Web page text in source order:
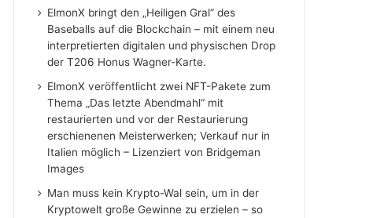
ElmonX bringt den „Heiligen Gral“ des
Baseballs auf die Blockchain – mit einem neu
interpretierten digitalen und physischen Drop
der T206 Honus Wagner-Karte.
ElmonX veröffentlicht zwei NFT-Pakete zum
Thema „Das letzte Abendmahl“ mit
restaurierten und vor der Restaurierung
erschienenen Meisterwerken; Verkauf nur in
Italien möglich – Lizenziert von Bridgeman
Images
Man muss kein Krypto-Wal sein, um in der
Kryptowelt große Gewinne zu erzielen – so